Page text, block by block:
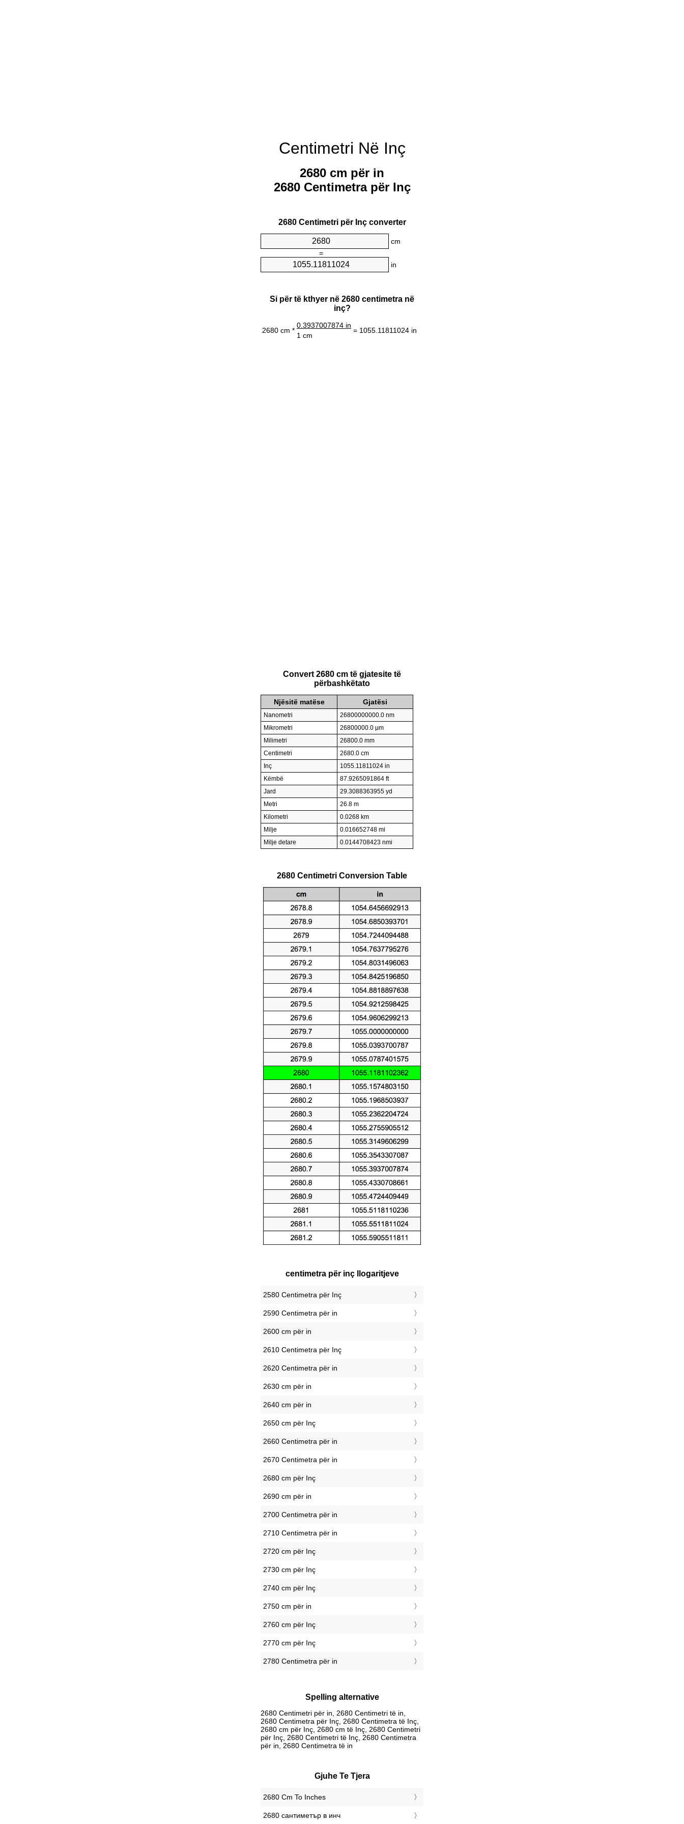
Centimetri Në Inç
2680 cm për in
2680 Centimetra për Inç
2680 Centimetri për Inç converter
cm
=
in
Si për të kthyer në 2680 centimetra në
inç?
2680 cm *
0.3937007874 in
= 1055.11811024 in
1 cm
Convert 2680 cm të gjatesite të
përbashkëtato
Njësitë matëse Gjatësi
Nanometri
26800000000.0 nm
Mikrometri
26800000.0 µm
Milimetri
26800.0 mm
Centimetri
2680.0 cm
Inç
1055.11811024 in
Këmbë
87.9265091864 ft
Jard
29.3088363955 yd
Metri
26.8 m
Kilometri
0.0268 km
Milje
0.016652748 mi
Milje detare
0.0144708423 nmi
2680 Centimetri Conversion Table
centimetra për inç llogaritjeve
2580 Centimetra për Inç
2590 Centimetra për in
2600 cm për in
2610 Centimetra për Inç
2620 Centimetra për in
2630 cm për in
2640 cm për in
2650 cm për Inç
2660 Centimetra për in
2670 Centimetra për in
2680 cm për Inç
2690 cm për in
2700 Centimetra për in
2710 Centimetra për in
2720 cm për Inç
2730 cm për Inç
2740 cm për Inç
2750 cm për in
2760 cm për Inç
2770 cm për Inç
2780 Centimetra për in
Spelling alternative
2680 Centimetri për in, 2680 Centimetri të in,
2680 Centimetra për Inç, 2680 Centimetra të Inç,
2680 cm për Inç, 2680 cm të Inç, 2680 Centimetri
për Inç, 2680 Centimetri të Inç, 2680 Centimetra
për in, 2680 Centimetra të in
Gjuhe Te Tjera
‎2680 Cm To Inches
‎2680 сантиметър в инч